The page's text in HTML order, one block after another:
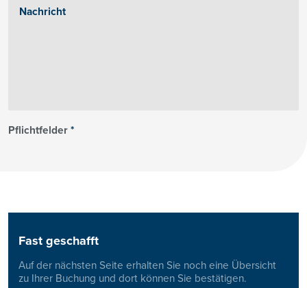
Pflichtfelder*
Fast geschafft
Auf der nächsten Seite erhalten Sie noch eine Übersicht
zu Ihrer Buchung und dort können Sie bestätigen.